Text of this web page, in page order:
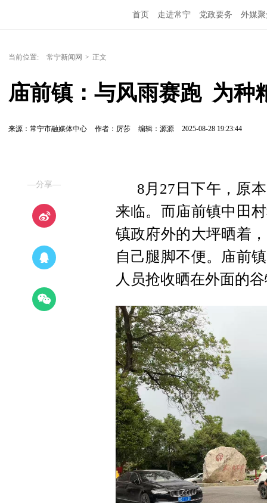
首页 走进常宁 党政要务 外媒
当前位置: 常宁新闻网 > 正文
庙前镇：与风雨赛跑  为种
来源：常宁市融媒体中心 作者：厉莎 编辑：源源 2025-08-28 19:23:44
—分享—
8月27日下午，原
来临。而庙前镇中田
镇政府外的大坪晒着
自己腿脚不便。庙前
人员抢收晒在外面的